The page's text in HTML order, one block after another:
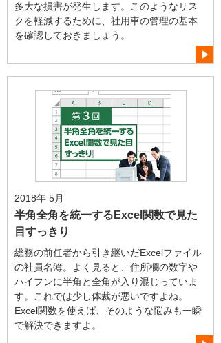
多大な損害が発生します。このようなリス
クを軽減するために、社用車の管理の基本
を確認しておきましょう。
2018年 5月
半角全角を統一するExcel関数で見た
目すっきり
総務の前任者から引き継いだExcelファイル
の社員名簿。よく見ると、住所欄の数字や
ハイフンに半角と全角が入り混じっていま
す。これでは少し体裁が悪いですよね。
Excel関数を使えば、そのような悩みも一瞬
で解決できますよ。